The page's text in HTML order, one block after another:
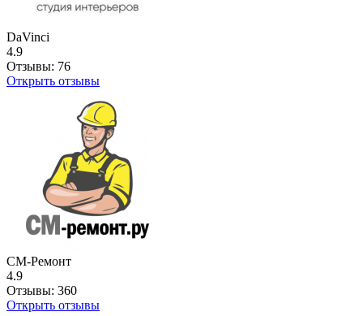
DaVinci
4.9
Отзывы: 76
Открыть отзывы
СМ-Ремонт
4.9
Отзывы: 360
Открыть отзывы